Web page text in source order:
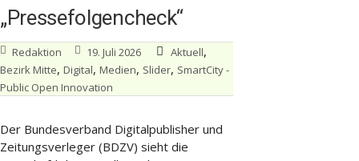
„Pressefolgencheck“
Redaktion 19. Juli 2026 Aktuell,
Bezirk Mitte, Digital, Medien, Slider, SmartCity -
Public Open Innovation
Der Bundesverband Digitalpublisher und
Zeitungsverleger (BDZV) sieht die